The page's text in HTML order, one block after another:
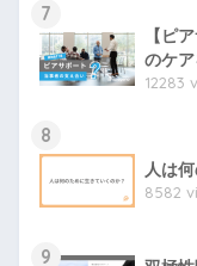
7
【ピ
のケ
12283
8
人は
8582
9